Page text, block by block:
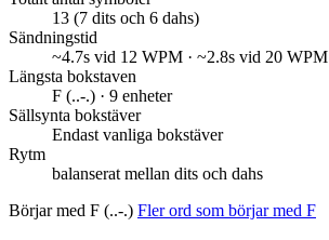
13 (7 dits och 6 dahs)
Sändningstid
~4.7s vid 12 WPM · ~2.8s vid 20 WPM
Längsta bokstaven
F (..-.) · 9 enheter
Sällsynta bokstäver
Endast vanliga bokstäver
Rytm
balanserat mellan dits och dahs
Börjar med F (..-.) Fler ord som börjar med F